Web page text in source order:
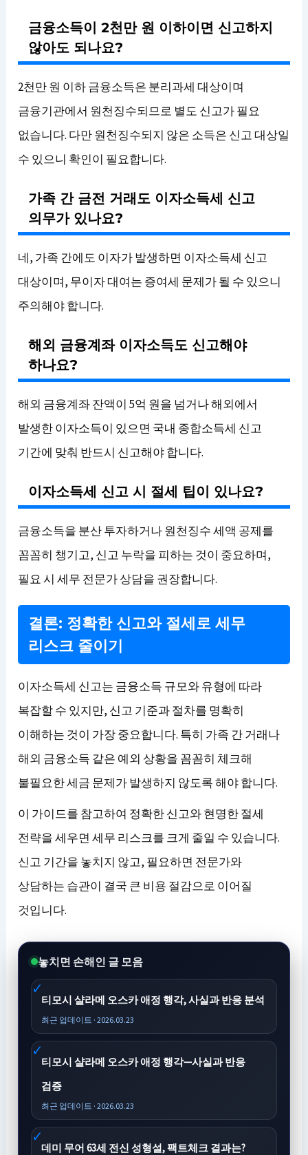
금융소득이 2천만 원 이하이면 신고하지
않아도 되나요?
2천만 원 이하 금융소득은 분리과세 대상이며
금융기관에서 원천징수되므로 별도 신고가 필요
없습니다. 다만 원천징수되지 않은 소득은 신고 대상일
수 있으니 확인이 필요합니다.
가족 간 금전 거래도 이자소득세 신고
의무가 있나요?
네, 가족 간에도 이자가 발생하면 이자소득세 신고
대상이며, 무이자 대여는 증여세 문제가 될 수 있으니
주의해야 합니다.
해외 금융계좌 이자소득도 신고해야
하나요?
해외 금융계좌 잔액이 5억 원을 넘거나 해외에서
발생한 이자소득이 있으면 국내 종합소득세 신고
기간에 맞춰 반드시 신고해야 합니다.
이자소득세 신고 시 절세 팁이 있나요?
금융소득을 분산 투자하거나 원천징수 세액 공제를
꼼꼼히 챙기고, 신고 누락을 피하는 것이 중요하며,
필요 시 세무 전문가 상담을 권장합니다.
결론: 정확한 신고와 절세로 세무
리스크 줄이기
이자소득세 신고는 금융소득 규모와 유형에 따라
복잡할 수 있지만, 신고 기준과 절차를 명확히
이해하는 것이 가장 중요합니다. 특히 가족 간 거래나
해외 금융소득 같은 예외 상황을 꼼꼼히 체크해
불필요한 세금 문제가 발생하지 않도록 해야 합니다.
이 가이드를 참고하여 정확한 신고와 현명한 절세
전략을 세우면 세무 리스크를 크게 줄일 수 있습니다.
신고 기간을 놓치지 않고, 필요하면 전문가와
상담하는 습관이 결국 큰 비용 절감으로 이어질
것입니다.
놓치면 손해인 글 모음
티모시 샬라메 오스카 애정 행각, 사실과 반응 분석
최근 업데이트 · 2026.03.23
티모시 샬라메 오스카 애정 행각—사실과 반응
검증
최근 업데이트 · 2026.03.23
데미 무어 63세 전신 성형설, 팩트체크 결과는?